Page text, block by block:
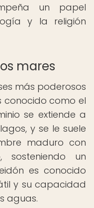
un papel
y la religión
mares
más poderosos
como el
se extiende a
y se le suele
maduro con
un
es conocido
y su capacidad
aguas.